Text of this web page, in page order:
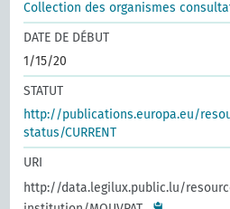
Collection des organismes
DATE DE DÉBUT
1/15/20
STATUT
http://publications.europa.eu/
status/CURRENT
URI
http://data.legilux.public.lu/